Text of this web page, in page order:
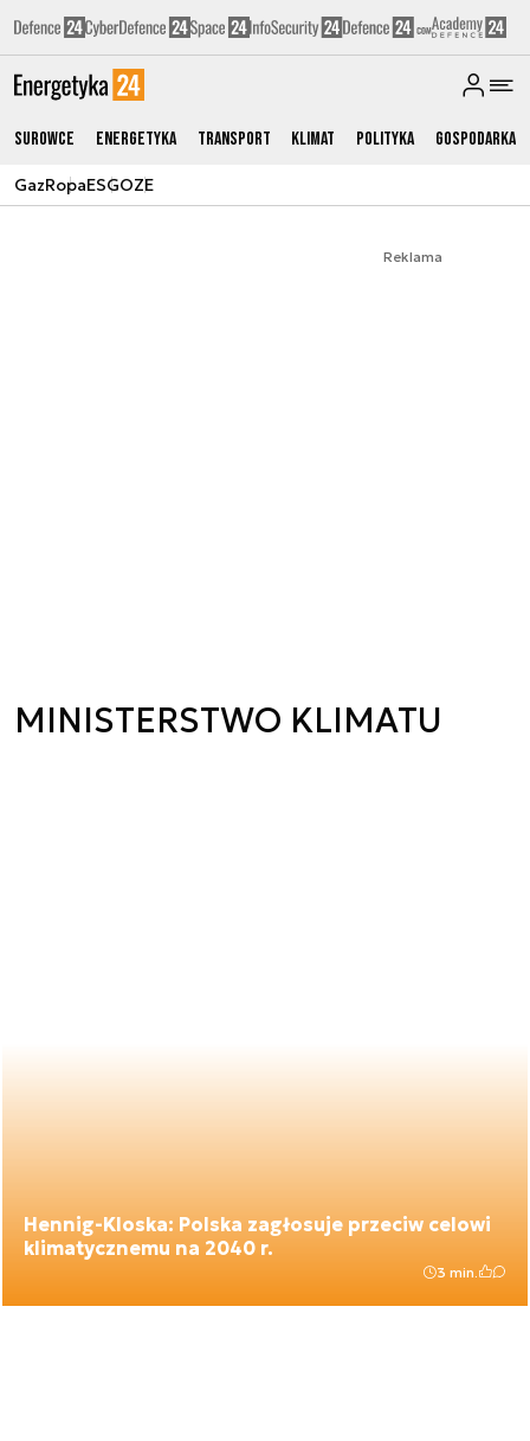
Surowce Energetyka Transport Klimat Polityka Gospodarka
GazRopaESGOZE
Reklama
MINISTERSTWO KLIMATU
Hennig-Kloska: Polska zagłosuje przeciw celowi
klimatycznemu na 2040 r.
3 min.